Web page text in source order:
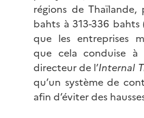
régions de Thaïlande,
bahts à 313-336 bahts
que les entreprises
que cela conduise à
directeur de l’Internal
qu’un système de
afin d’éviter des